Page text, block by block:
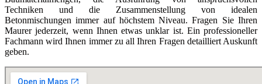
Techniken und die Zusammenstellung von idealen
Betonmischungen immer auf höchstem Niveau. Fragen Sie Ihren
Maurer jederzeit, wenn Ihnen etwas unklar ist. Ein professioneller
Fachmann wird Ihnen immer zu all Ihren Fragen detailliert Auskunft
geben.